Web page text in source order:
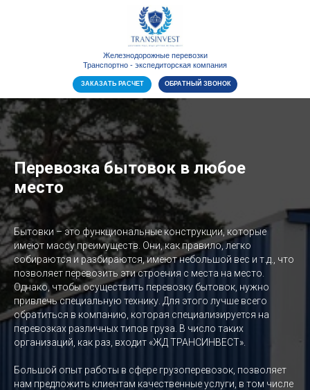
Железнодорожные перевозки
Транспортно - экспедиторская компания
ЗАКАЗАТЬ РАСЧЕТ ОБРАТНЫЙ ЗВОНОК
+7(913)745-80-50
rzd-perevoz@yandex.ru
г. Новосибирск
Перевозка бытовок в любое
место
Бытовки – это функциональные конструкции, которые
имеют массу преимуществ. Они, как правило, легко
собираются и разбираются, имеют небольшой вес и т.д., что
позволяет перевозить эти строения с места на место.
Однако, чтобы осуществить перевозку бытовок, нужно
привлечь специальную технику. Для этого лучше всего
обратиться в компанию, которая специализируется на
перевозках различных типов груза. В число таких
организаций, как раз, входит «ЖД ТРАНСИНВЕСТ».
Большой опыт работы в сфере грузоперевозок, позволяет
нам предложить клиентам качественные услуги, в том числе